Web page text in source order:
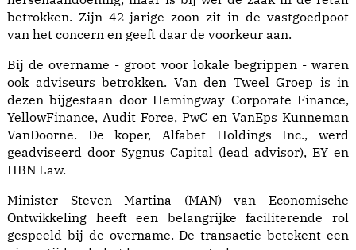
betrokken. Zijn 42-jarige zoon zit in de vastgoedpoot
van het concern en geeft daar de voorkeur aan.
Bij de overname - groot voor lokale begrippen - waren
ook adviseurs betrokken. Van den Tweel Groep is in
dezen bijgestaan door Hemingway Corporate Finance,
YellowFinance, Audit Force, PwC en VanEps Kunneman
VanDoorne. De koper, Alfabet Holdings Inc., werd
geadviseerd door Sygnus Capital (lead advisor), EY en
HBN Law.
Minister Steven Martina (MAN) van Economische
Ontwikkeling heeft een belangrijke faciliterende rol
gespeeld bij de overname. De transactie betekent een